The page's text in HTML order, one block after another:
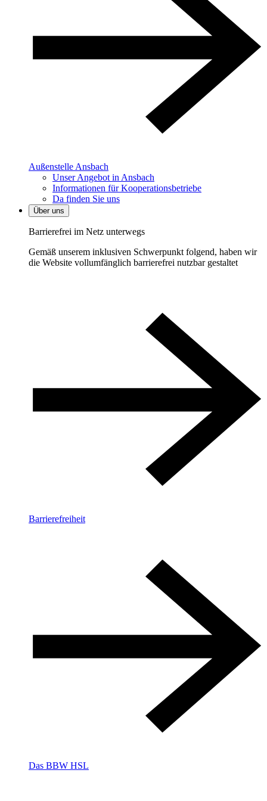
Außenstelle Ansbach
Unser Angebot in Ansbach
Informationen für Kooperationsbetriebe
Da finden Sie uns
Über uns
Barrierefrei im Netz unterwegs
Gemäß unserem inklusiven Schwerpunkt folgend, haben wir
die Website vollumfänglich barrierefrei nutzbar gestaltet
Barrierefreiheit
Das BBW HSL